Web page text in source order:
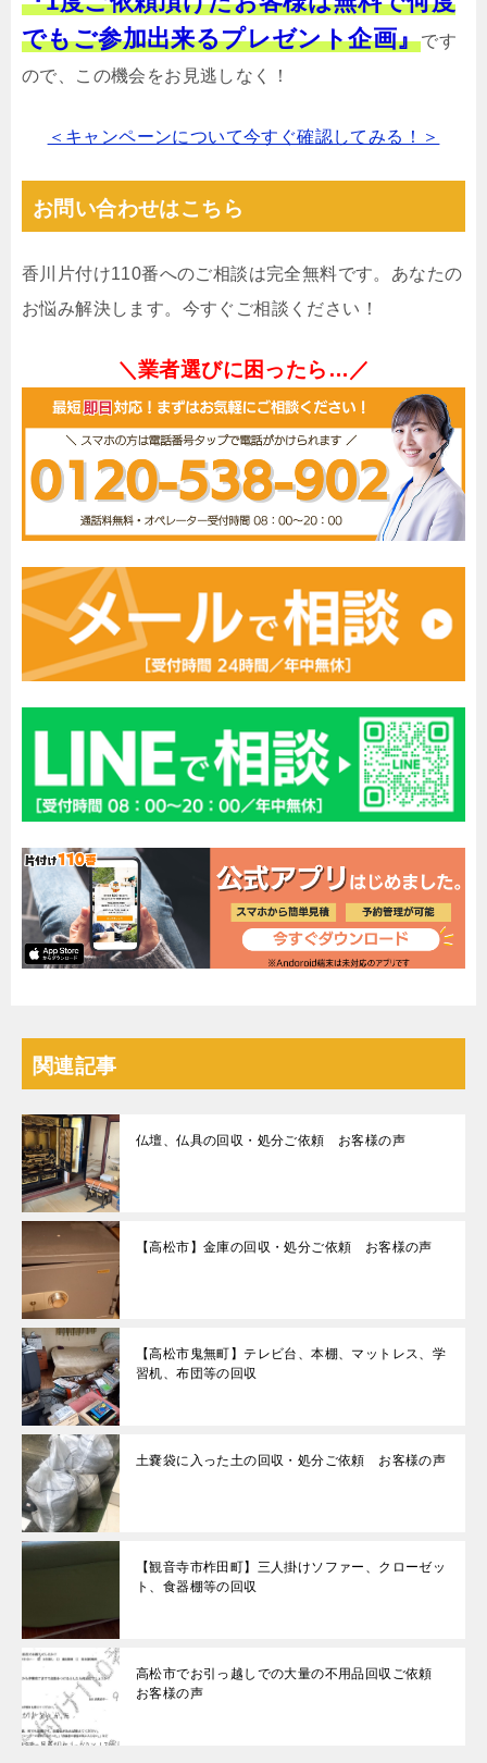
でもご参加出来るプレゼント企画』です
ので、この機会をお見逃しなく！
＜キャンペーンについて今すぐ確認してみる！＞
お問い合わせはこちら
香川片付け110番へのご相談は完全無料です。あなたの
お悩み解決します。今すぐご相談ください！
＼業者選びに困ったら…／
関連記事
仏壇、仏具の回収・処分ご依頼 お客様の声
【高松市】金庫の回収・処分ご依頼 お客様の声
【高松市鬼無町】テレビ台、本棚、マットレス、学
習机、布団等の回収
土嚢袋に入った土の回収・処分ご依頼 お客様の声
【観音寺市柞田町】三人掛けソファー、クローゼッ
ト、食器棚等の回収
高松市でお引っ越しでの大量の不用品回収ご依頼
お客様の声